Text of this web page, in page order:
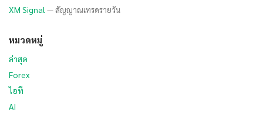
XM Signal — สัญญาณเทรดรายวัน
หมวดหมู่
ล่าสุด
Forex
ไอที
AI